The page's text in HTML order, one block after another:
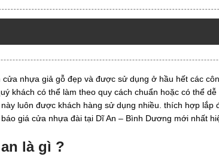
cửa nhựa giả gỗ đẹp và được sử dụng ở hầu hết các
khách có thể làm theo quy cách chuẩn hoặc có thể
luôn được khách hàng sử dụng nhiều. thích hợp lắp
giá cửa nhựa đài tại Dĩ An – Bình Dương mới nhất
là gì ?